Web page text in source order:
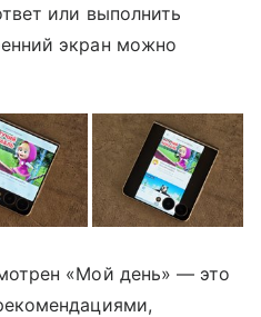
или выполнить
экран можно
«Мой день» — это